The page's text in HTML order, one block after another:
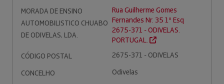
MORADA DE ENSINO
AUTOMOBILISTICO CHUABO
DE ODIVELAS, LDA.
Rua Guilherme Gomes
Fernandes Nr. 35 1º Esq
2675-371 - ODIVELAS.
PORTUGAL.
CÓDIGO POSTAL
2675-371 - ODIVELAS
CONCELHO
Odivelas